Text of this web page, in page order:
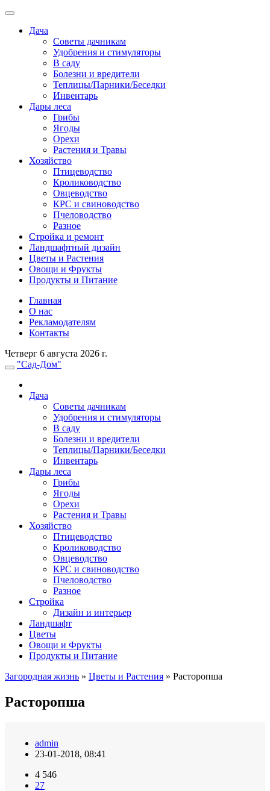
Дача
Советы дачникам
Удобрения и стимуляторы
В саду
Болезни и вредители
Теплицы/Парники/Беседки
Инвентарь
Дары леса
Грибы
Ягоды
Орехи
Растения и Травы
Хозяйство
Птицеводство
Кролиководство
Овцеводство
КРС и свиноводство
Пчеловодство
Разное
Стройка и ремонт
Ландшафтный дизайн
Цветы и Растения
Овощи и Фрукты
Продукты и Питание
Главная
О нас
Рекламодателям
Контакты
Четверг 6 августа 2026 г.
"Сад-Дом"
Дача
Советы дачникам
Удобрения и стимуляторы
В саду
Болезни и вредители
Теплицы/Парники/Беседки
Инвентарь
Дары леса
Грибы
Ягоды
Орехи
Растения и Травы
Хозяйство
Птицеводство
Кролиководство
Овцеводство
КРС и свиноводство
Пчеловодство
Разное
Стройка
Дизайн и интерьер
Ландшафт
Цветы
Овощи и Фрукты
Продукты и Питание
Загородная жизнь » Цветы и Растения » Расторопша
Расторопша
admin
23-01-2018, 08:41
4 546
27